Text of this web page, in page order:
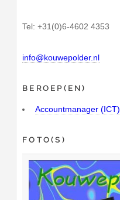
Tel: +31(0)6-4602 4353
info@kouwepolder.nl
BEROEP(EN)
Accountmanager (ICT)
FOTO(S)